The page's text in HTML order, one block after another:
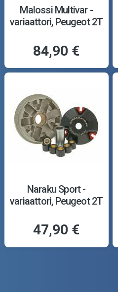
Malossi Multivar -
variaattori, Peugeot 2T
84,90 €
Naraku Sport -
variaattori, Peugeot 2T
47,90 €